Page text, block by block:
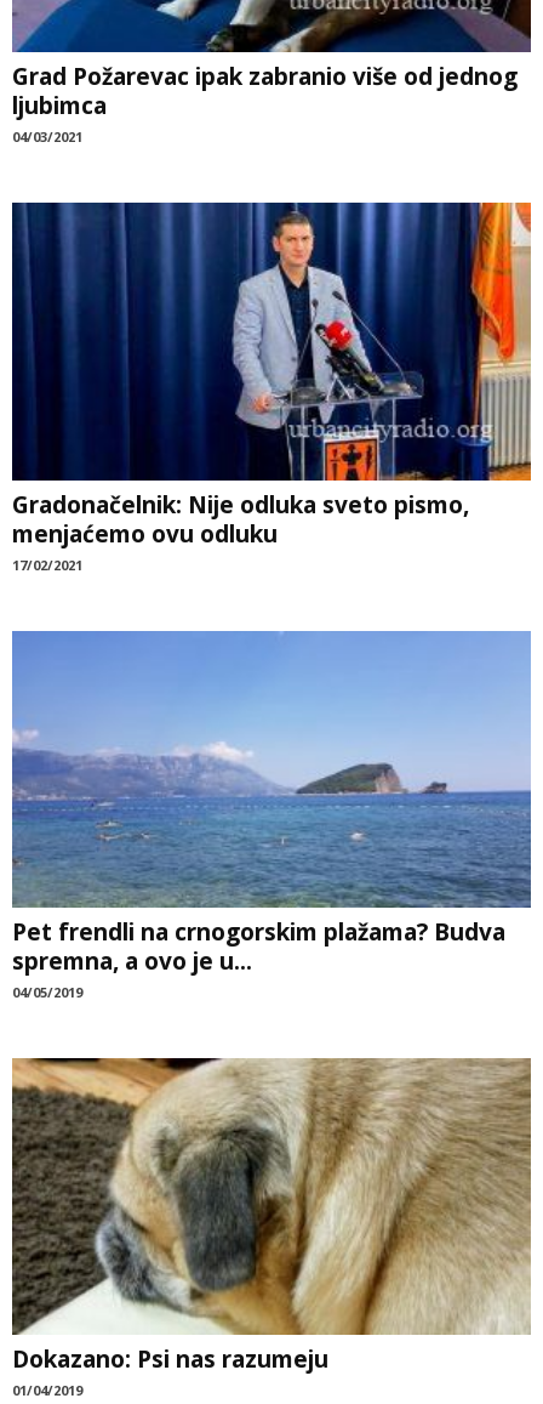
Grad Požarevac ipak zabranio više od jednog
ljubimca
04/03/2021
Gradonačelnik: Nije odluka sveto pismo,
menjaćemo ovu odluku
17/02/2021
Pet frendli na crnogorskim plažama? Budva
spremna, a ovo je u...
04/05/2019
Dokazano: Psi nas razumeju
01/04/2019